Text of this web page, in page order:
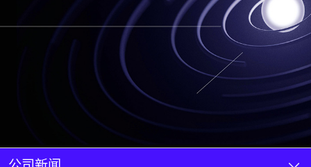
解决方案
商务模式
新闻资讯